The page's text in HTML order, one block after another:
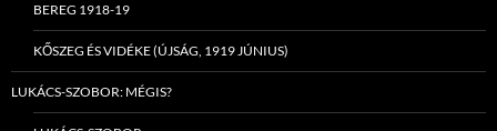
BEREG 1918-19
KŐSZEG ÉS VIDÉKE (ÚJSÁG, 1919 JÚNIUS)
LUKÁCS-SZOBOR: MÉGIS?